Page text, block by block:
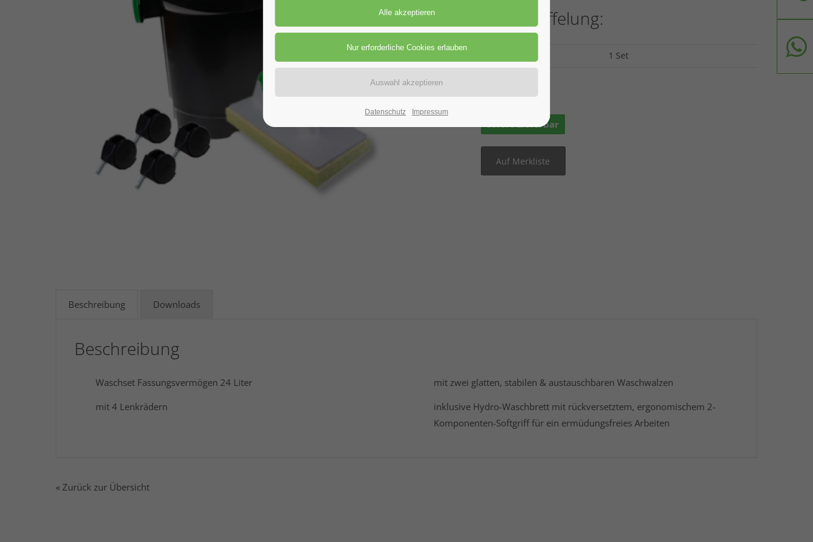
Preis-Staffelung:
1 Set
Preisanfrage
sofort Lieferbar
Beschreibung Downloads
Beschreibung
Waschset Fassungsvermögen 24 Liter
mit zwei glatten, stabilen & austauschbaren Waschwalzen
mit 4 Lenkrädern
inklusive Hydro-Waschbrett mit rückversetztem, ergonomischem 2-
Komponenten-Softgriff für ein ermüdungsfreies Arbeiten
« Zurück zur Übersicht
Datenschutz Impressum